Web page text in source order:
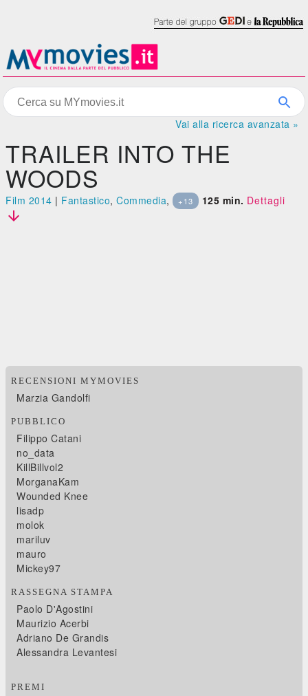
Vai alla ricerca avanzata »
TRAILER INTO THE
WOODS
Film 2014 | Fantastico,Commedia, +13 125 min. Dettagli

RECENSIONI MYMOVIES
Marzia Gandolfi
PUBBLICO
Filippo Catani
no_data
KillBillvol2
MorganaKam
Wounded Knee
lisadp
molok
mariluv
mauro
Mickey97
RASSEGNA STAMPA
Paolo D'Agostini
Maurizio Acerbi
Adriano De Grandis
Alessandra Levantesi
PREMI